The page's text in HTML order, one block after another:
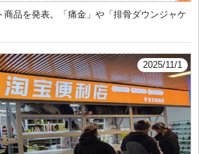
商品を発表。「痛金」や「排骨ダウンジャケ
2025/11/1